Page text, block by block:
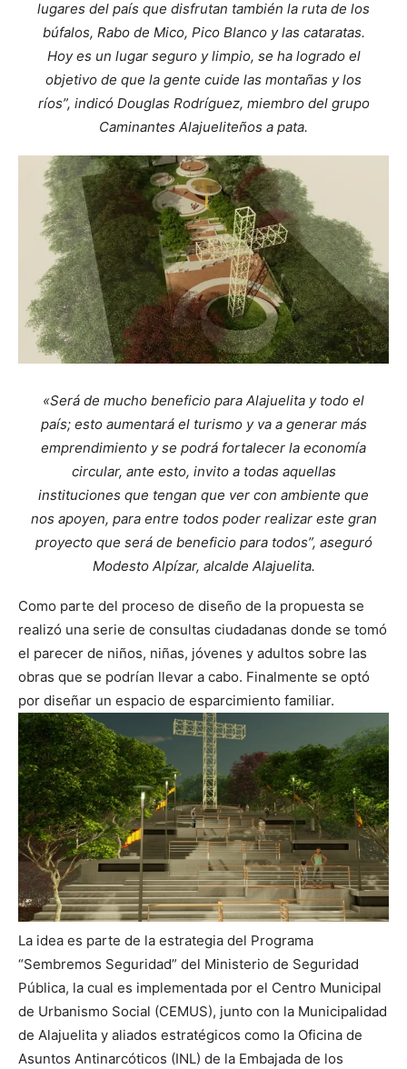
lugares del país que disfrutan también la ruta de los
búfalos, Rabo de Mico, Pico Blanco y las cataratas.
Hoy es un lugar seguro y limpio, se ha logrado el
objetivo de que la gente cuide las montañas y los
ríos”, indicó Douglas Rodríguez, miembro del grupo
Caminantes Alajueliteños a pata.
«Será de mucho beneficio para Alajuelita y todo el
país; esto aumentará el turismo y va a generar más
emprendimiento y se podrá fortalecer la economía
circular, ante esto, invito a todas aquellas
instituciones que tengan que ver con ambiente que
nos apoyen, para entre todos poder realizar este gran
proyecto que será de beneficio para todos”, aseguró
Modesto Alpízar, alcalde Alajuelita.
Como parte del proceso de diseño de la propuesta se
realizó una serie de consultas ciudadanas donde se tomó
el parecer de niños, niñas, jóvenes y adultos sobre las
obras que se podrían llevar a cabo. Finalmente se optó
por diseñar un espacio de esparcimiento familiar.
La idea es parte de la estrategia del Programa
“Sembremos Seguridad” del Ministerio de Seguridad
Pública, la cual es implementada por el Centro Municipal
de Urbanismo Social (CEMUS), junto con la Municipalidad
de Alajuelita y aliados estratégicos como la Oficina de
Asuntos Antinarcóticos (INL) de la Embajada de los